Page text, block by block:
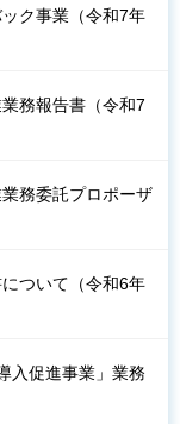
ク事業（令和7年
務報告書（令和7
務委託プロポーザ
ついて（令和6年
入促進事業」業務